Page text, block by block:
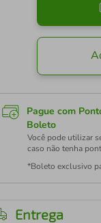
Pague com
Boleto
Você pode utilizar
caso não tenha
*Boleto exclusivo
Entrega